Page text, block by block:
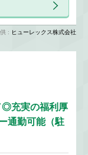
: ヒューレックス株式会社
◎充実の福利厚
通勤可能（駐